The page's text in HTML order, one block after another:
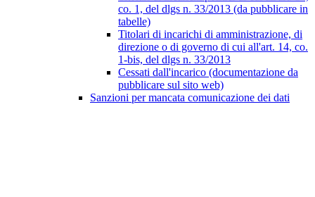
co. 1, del dlgs n. 33/2013 (da pubblicare in
tabelle)
Titolari di incarichi di amministrazione, di
direzione o di governo di cui all'art. 14, co.
1-bis, del dlgs n. 33/2013
Cessati dall'incarico (documentazione da
pubblicare sul sito web)
Sanzioni per mancata comunicazione dei dati